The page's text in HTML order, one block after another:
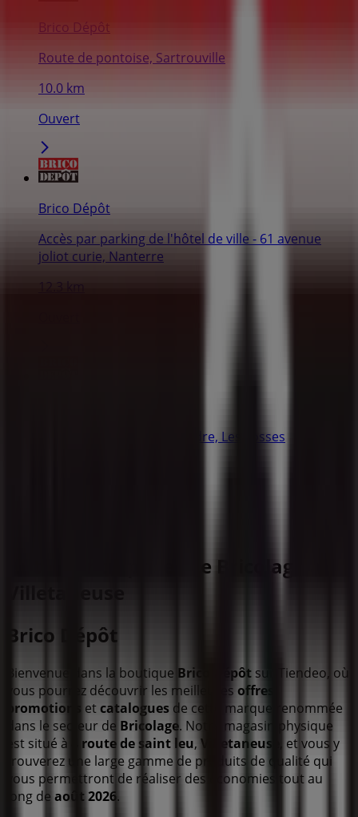
Brico Dépôt
Route de pontoise, Sartrouville
10.0 km
Ouvert
Brico Dépôt
Accès par parking de l'hôtel de ville - 61 avenue
joliot curie, Nanterre
13 rue de la ferme saint ladre, Les Fosses
Autres entreprises de Bricolage à
Brico Dépôt
Bienvenue dans la boutique Brico Dépôt sur Tiendeo, où
vous pourrez découvrir les meilleures offres
promotions
etcatalogues de cette marque renommée
dans le secteur de Bricolage. Notre magasin physique
est situé à
4 route de saint leu, Villetaneuse
, et vous y
trouverez une large gamme de produits de qualité qui
vous permettront de réaliser des économies tout au
long de août 2026.